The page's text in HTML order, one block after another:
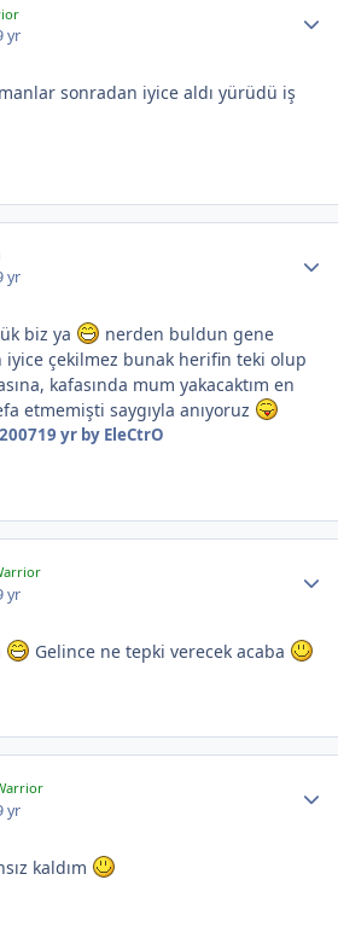
yr
sonradan iyice aldı yürüdü iş
yr
biz ya
nerden buldun gene
iyice çekilmez bunak herifin teki olup
kafasında mum yakacaktım en
etmemişti saygıyla anıyoruz
19 yrby EleCtrO
yr
Gelince ne tepki verecek acaba
yr
kaldım